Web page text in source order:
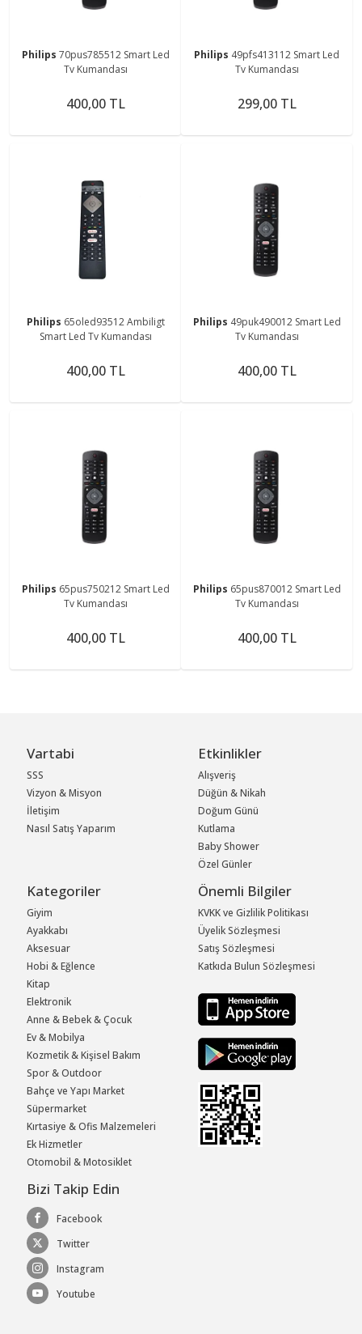
Philips 70pus785512 Smart Led
Tv Kumandası
400,00 TL
Philips 49pfs413112 Smart Led
Tv Kumandası
299,00 TL
Philips 65oled93512 Ambiligt
Smart Led Tv Kumandası
400,00 TL
Philips 49puk490012 Smart Led
Tv Kumandası
400,00 TL
Philips 65pus750212 Smart Led
Tv Kumandası
400,00 TL
Philips 65pus870012 Smart Led
Tv Kumandası
400,00 TL
Vartabi
SSS
Vizyon & Misyon
İletişim
Nasıl Satış Yaparım
Etkinlikler
Alışveriş
Düğün & Nikah
Doğum Günü
Kutlama
Baby Shower
Özel Günler
Kategoriler
Giyim
Ayakkabı
Aksesuar
Hobi & Eğlence
Kitap
Elektronik
Anne & Bebek & Çocuk
Ev & Mobilya
Kozmetik & Kişisel Bakım
Spor & Outdoor
Bahçe ve Yapı Market
Süpermarket
Kırtasiye & Ofis Malzemeleri
Ek Hizmetler
Otomobil & Motosiklet
Önemli Bilgiler
KVKK ve Gizlilik Politikası
Üyelik Sözleşmesi
Satış Sözleşmesi
Katkıda Bulun Sözleşmesi
Bizi Takip Edin
Facebook
Twitter
Instagram
Youtube